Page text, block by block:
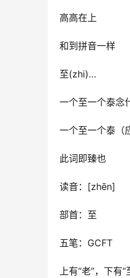
高高在上
和到拼音一样
至(zhi)…
一个至一个泰念
一个至一个泰（
此词即臻也
读音：[zhēn]
部首：至
五笔：GCFT
上有“老”，下有“